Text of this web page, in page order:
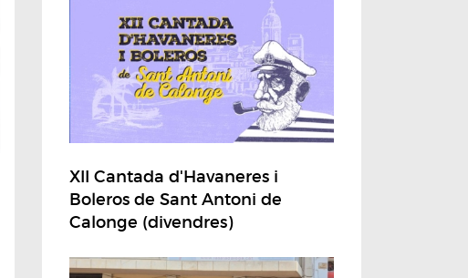
XII Cantada d'Havaneres i
Boleros de Sant Antoni de
Calonge (divendres)